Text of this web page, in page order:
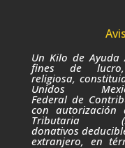
Un Kilo de Ayuda
fines de lucro,
religiosa,
Unidos
Federal de
con autorización
Tributaria
donativos
extranjero, en